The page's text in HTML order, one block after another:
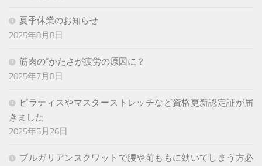
夏季休業のお知らせ
2025年8月8日
筋肉の”かたさが疲労の原因に？
2025年7月8日
ピラティスやマスターストレッチなど資格更新認定証が届
きました
2025年5月26日
ブルガリアンスクワットで腰や前ももに効いてしまう方必